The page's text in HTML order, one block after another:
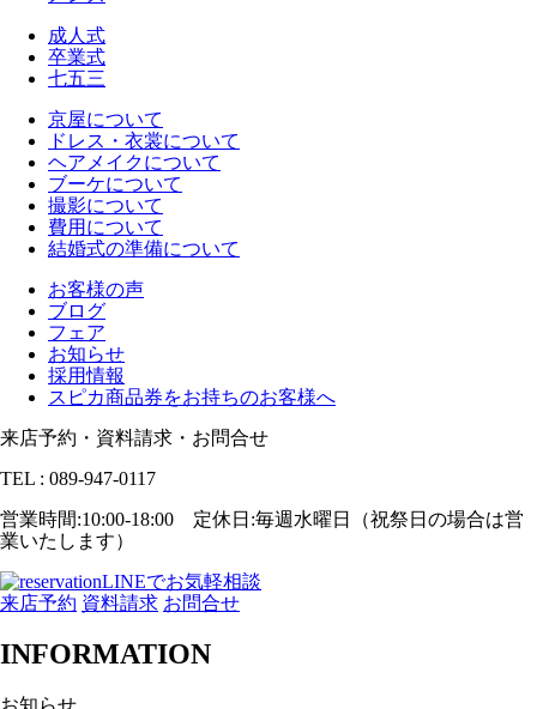
成人式
卒業式
七五三
京屋について
ドレス・衣裳について
ヘアメイクについて
ブーケについて
撮影について
費用について
結婚式の準備について
お客様の声
ブログ
フェア
お知らせ
採用情報
スピカ商品券をお持ちのお客様へ
来店予約・資料請求・お問合せ
TEL : 089-947-0117
営業時間:10:00-18:00 定休日:毎週水曜日（祝祭日の場合は営
業いたします）
LINEでお気軽相談
来店予約 資料請求 お問合せ
INFORMATION
お知らせ